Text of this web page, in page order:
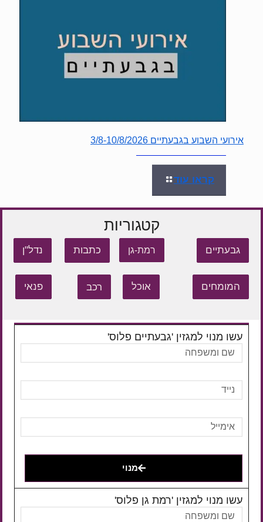
אירועי השבוע בגבעתיים 3/8-10/8/2026
קראו עוד
קטגוריות
גבעתיים רמת-גן כתבות נדל"ן
המומחים אוכל רכב פנאי
עשו מנוי למגזין 'גבעתיים פלוס'
מנוי
עשו מנוי למגזין 'רמת גן פלוס'